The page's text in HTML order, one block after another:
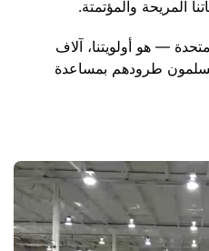
المريحة والمؤتمتة.
— هو أولويتنا، آلاف
طرودهم بمساعدة